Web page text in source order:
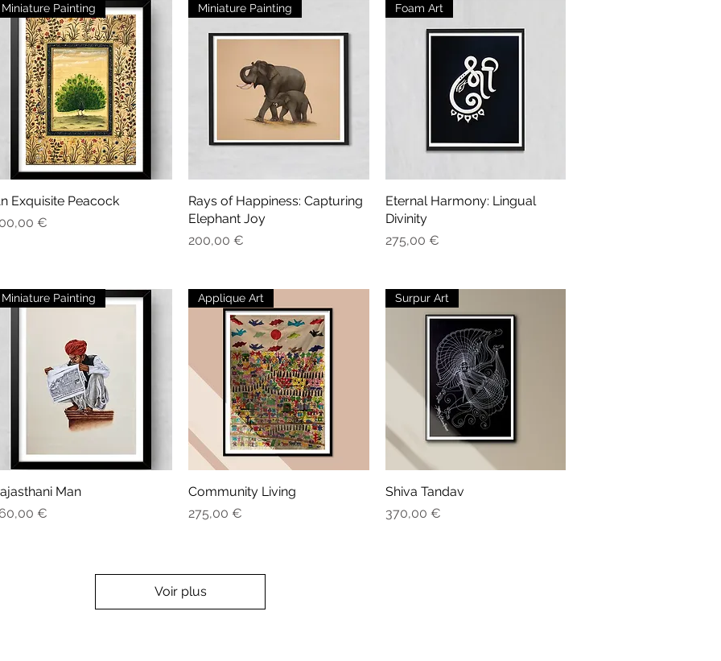
Aperçu rapide
Miniature Painting
Exquisite Peacock
€
Aperçu rapide
Miniature Painting
Rays of Happiness: Capturing
Elephant Joy
Prix
200,00 €
Aperçu rapide
Foam Art
Eternal Harmony: Lingual
Divinity
Prix
275,00 €
Aperçu rapide
Miniature Painting
Man
€
Aperçu rapide
Applique Art
Community Living
Prix
275,00 €
Aperçu rapide
Surpur Art
Shiva Tandav
Prix
370,00 €
Voir plus